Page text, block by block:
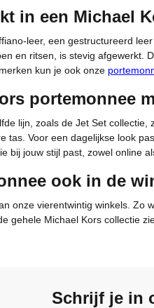
in een Michael
leer, een gestructureerd
en ritsen, is stevig
kun je ook onze
portemonnee
lijn, zoals de Jet Set
Voor een dagelijkse look
bij jouw stijl past, zowel online
ook in de
onze vierentwintig winkels.
gehele Michael Kors collectie
Schrijf je in